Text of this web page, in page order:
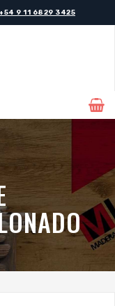
+54 9 11 6829 3425